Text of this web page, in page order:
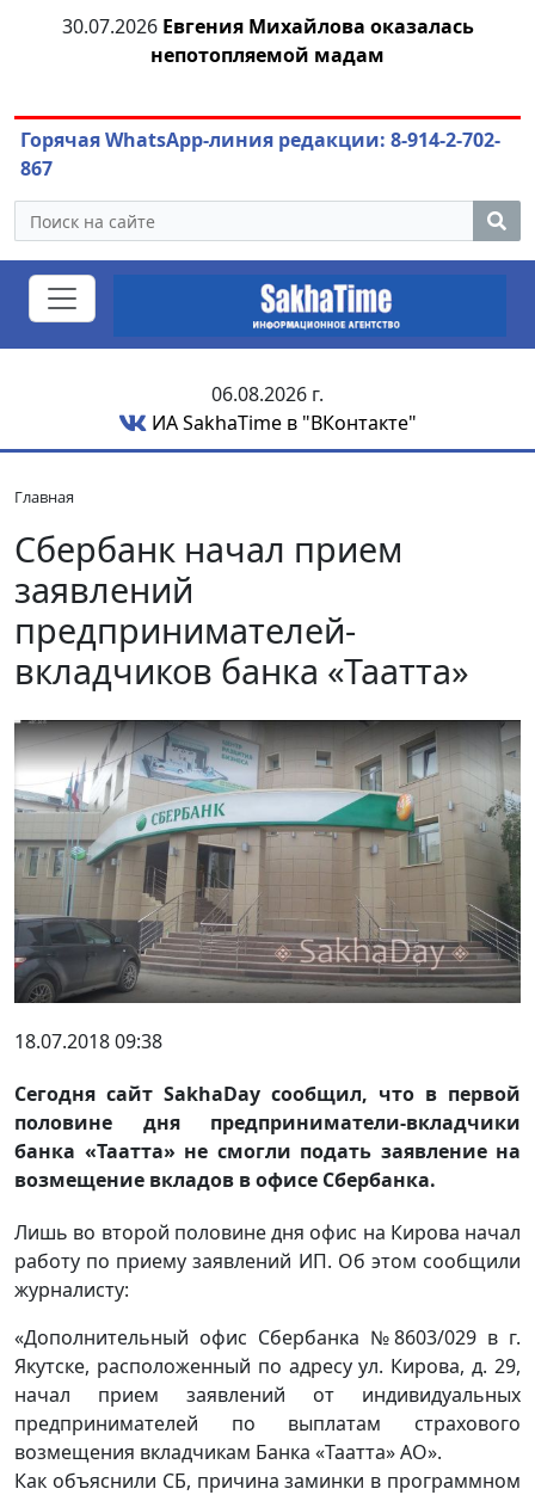
30.07.2026 Евгения Михайлова оказалась
непотопляемой мадам
Горячая WhatsApp-линия редакции: 8-914-2-702-
867
06.08.2026 г.
ИА SakhaTime в "ВКонтакте"
Главная
Сбербанк начал прием
заявлений
предпринимателей-
вкладчиков банка «Таатта»
18.07.2018 09:38
Сегодня сайт SakhaDay сообщил, что в первой
половине дня предприниматели-вкладчики
банка «Таатта» не смогли подать заявление на
возмещение вкладов в офисе Сбербанка.
Лишь во второй половине дня офис на Кирова начал
работу по приему заявлений ИП. Об этом сообщили
журналисту:
«Дополнительный офис Сбербанка №8603/029 в г.
Якутске, расположенный по адресу ул. Кирова, д. 29,
начал прием заявлений от индивидуальных
предпринимателей по выплатам страхового
возмещения вкладчикам Банка «Таатта» АО».
Как объяснили СБ, причина заминки в программном